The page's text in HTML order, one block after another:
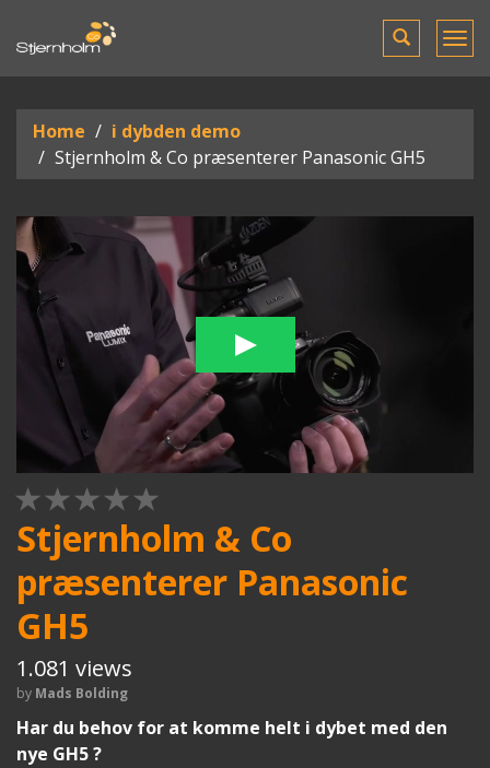
Toggle
search
Home
i dybden demo
Stjernholm & Co præsenterer Panasonic GH5
Stjernholm & Co
præsenterer Panasonic
GH5
1.081 views
by Mads Bolding
Har du behov for at komme helt i dybet med den
nye GH5 ?